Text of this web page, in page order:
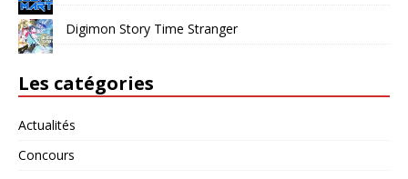
Digimon Story Time Stranger
Les catégories
Actualités
Concours